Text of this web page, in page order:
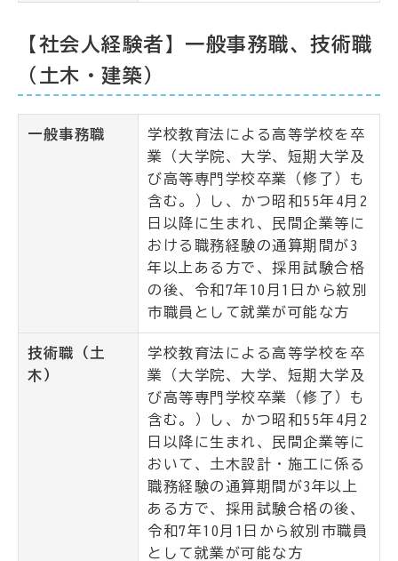
【社会人経験者】一般事務職、技術職
（土木・建築）
一般事務職
学校教育法による高等学校を卒
業（大学院、大学、短期大学及
び高等専門学校卒業（修了）も
含む。）し、かつ昭和55年4月2
日以降に生まれ、民間企業等に
おける職務経験の通算期間が3
年以上ある方で、採用試験合格
の後、令和7年10月1日から紋別
市職員として就業が可能な方
技術職（土
木）
学校教育法による高等学校を卒
業（大学院、大学、短期大学及
び高等専門学校卒業（修了）も
含む。）し、かつ昭和55年4月2
日以降に生まれ、民間企業等に
おいて、土木設計・施工に係る
職務経験の通算期間が3年以上
ある方で、採用試験合格の後、
令和7年10月1日から紋別市職員
として就業が可能な方